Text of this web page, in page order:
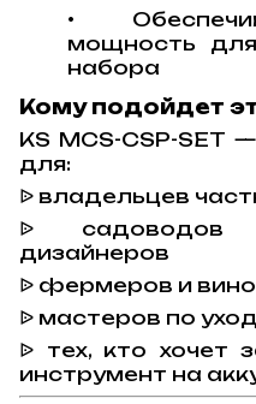
•
мощность
набора
Кому подойдет
KS MCS-CSP-SET
для:
ᐉ владельцев
ᐉ садоводов
дизайнеров
ᐉ фермеров и
ᐉ мастеров по
ᐉ тех, кто хочет
инструмент на